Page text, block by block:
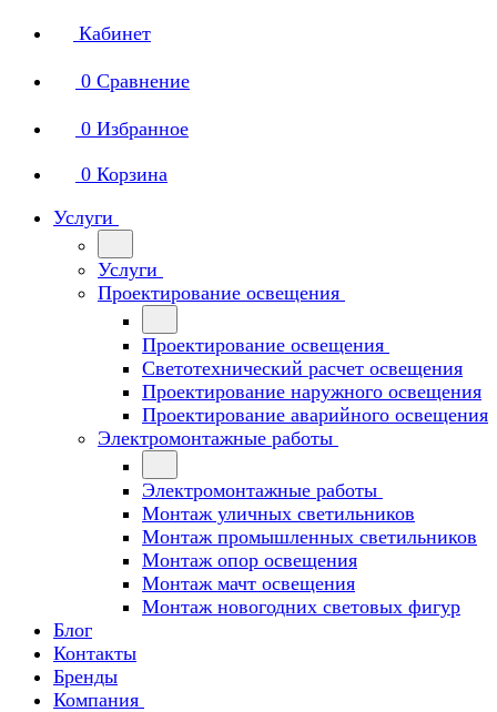
Кабинет
0 Сравнение
0 Избранное
0 Корзина
Услуги
Услуги
Проектирование освещения
Проектирование освещения
Светотехнический расчет освещения
Проектирование наружного освещения
Проектирование аварийного освещения
Электромонтажные работы
Электромонтажные работы
Монтаж уличных светильников
Монтаж промышленных светильников
Монтаж опор освещения
Монтаж мачт освещения
Монтаж новогодних световых фигур
Блог
Контакты
Бренды
Компания